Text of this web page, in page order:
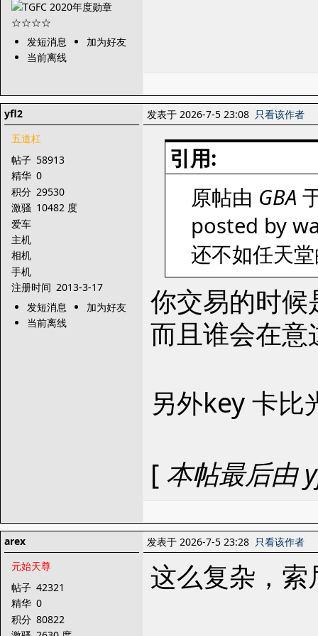
发短消息
加为好友
当前离线
yfl2
五道杠
帖子 58913
精华 0
积分 29530
激骚 10482 度
爱车
主机
相机
手机
注册时间 2013-3-17
发短消息
加为好友
当前离线
发表于 2026-7-5 23:08 只看该作者
引用:
原帖由 GBA
posted by
还不如任天
你交易的时
而且谁会在
另外key 卡比
[ 本帖最后由
arex
元始天尊
帖子 42321
精华 0
积分 80822
发表于 2026-7-5 23:28 只看该作者
这么复杂，